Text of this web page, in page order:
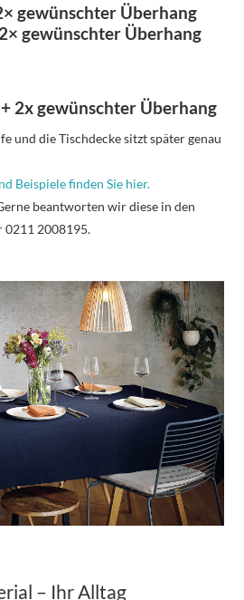
gewünschter Überhang
gewünschter Überhang
2x gewünschter Überhang
und die Tischdecke sitzt später genau
Beispiele finden Sie hier.
beantworten wir diese in den
0211 2008195.
– Ihr Alltag